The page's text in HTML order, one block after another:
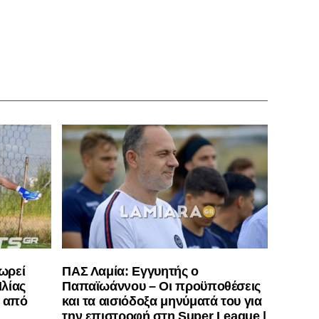
από
ΠΑΣ Λαμία: Εγγυητής ο
Παπαϊωάννου – Οι προϋποθέσεις
και τα αισιόδοξα μηνύματά του για
την επιστροφή στη Super League |